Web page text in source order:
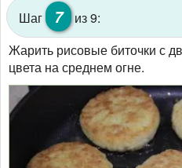
Шаг 7
из 9:
Жарить рисовые биточки с
цвета на среднем огне.